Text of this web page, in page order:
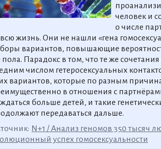
человек и
о числе
всю жизнь. Они не нашли «гена
вариантов, повышающие
пола. Парадокс в том, что те же
числом гетеросексуальных
вариантов, которые по разным
в отношения с
больше детей, и такие
передаваться дальше.
N+1 / Анализ геномов 350 тысяч
успех гомосексуальности